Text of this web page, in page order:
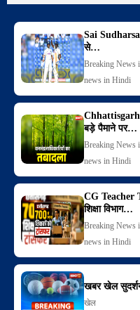
Sai
से…
Breaking News
news in Hindi
बड़े पैमाने पर…
Breaking News
news in Hindi
CG Teacher
शिक्षा विभाग…
Breaking News
news in Hindi
खबर खेल
खेल